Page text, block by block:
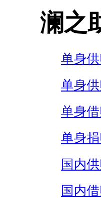
澜之
单身
单身
单身
单身
国内
国内